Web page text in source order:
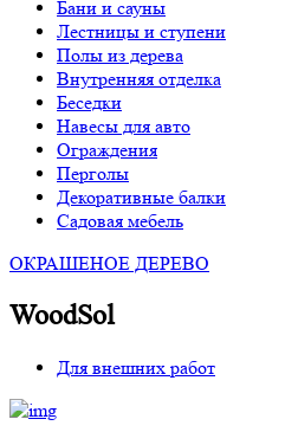
Бани и сауны
Лестницы и ступени
Полы из дерева
Внутренняя отделка
Беседки
Навесы для авто
Ограждения
Перголы
Декоративные балки
Садовая мебель
ОКРАШЕНОЕ ДЕРЕВО
WoodSol
Для внешних работ